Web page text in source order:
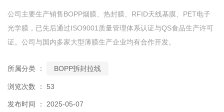
公司主要生产销售BOPP烟膜、热封膜、RFID天线基膜、PET电子
光学膜，已先后通过ISO9001质量管理体系认证与QS食品生产许可
证。公司与国内多家大型薄膜生产企业均有合作开发。
所属分类 ： BOPP拆封拉线
浏览次数 ： 53
发布时间 ： 2025-05-07